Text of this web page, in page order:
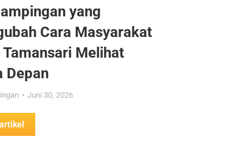
yang
Cara Masyarakat
Tamansari Melihat
Depan
Juni 30, 2026